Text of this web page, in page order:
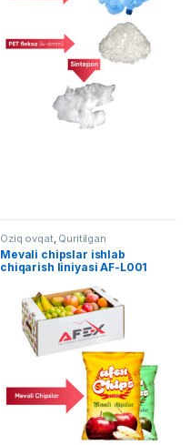
Oziq ovqat, Quritilgan
mahsulotlar
Mevali chipslar ishlab
chiqarish liniyasi AF-L001